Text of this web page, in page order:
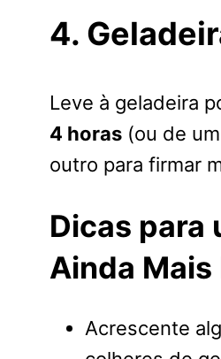
4.
Leve à geladeira
4 horas (ou de
outro para firmar
Dicas para
Ainda Mais
Acrescente